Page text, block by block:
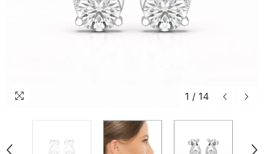
1 / 14